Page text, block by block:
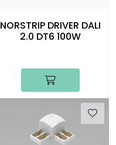
NORSTRIP DRIVER DALI
2.0 DT6 100W